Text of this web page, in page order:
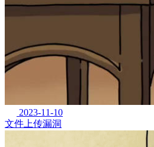
2023-11-10
文件上传漏洞